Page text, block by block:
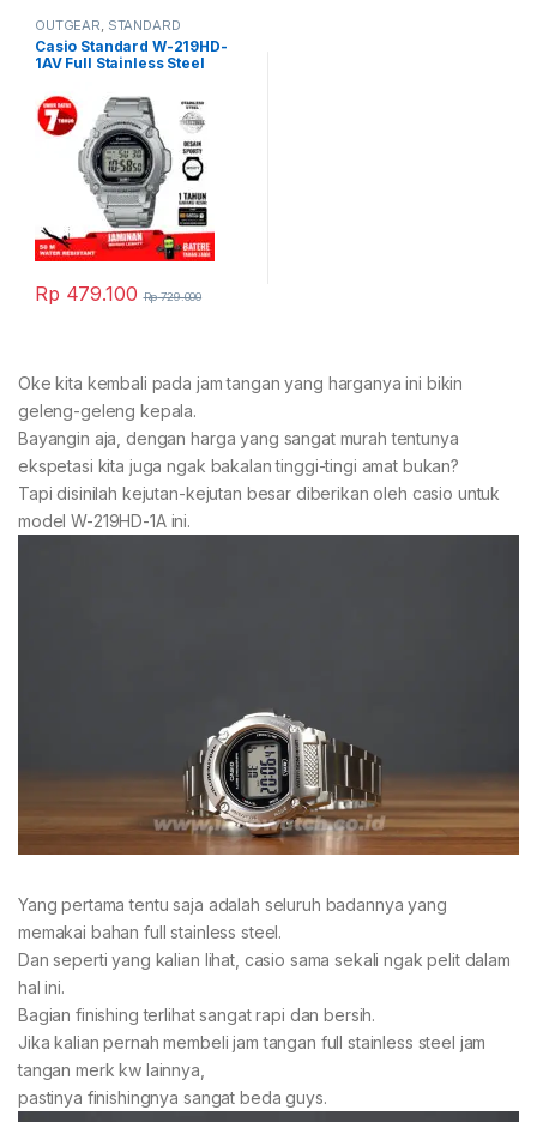
OUTGEAR STANDARD
Casio Standard W-219HD-
1AV Full Stainless Steel
Rp 479.100 Rp729.000
Oke kita kembali pada jam tangan yang harganya ini bikin
geleng-geleng kepala.
Bayangin aja, dengan harga yang sangat murah tentunya
ekspetasi kita juga ngak bakalan tinggi-tingi amat bukan?
Tapi disinilah kejutan-kejutan besar diberikan oleh casio untuk
model W-219HD-1A ini.
Yang pertama tentu saja adalah seluruh badannya yang
memakai bahan full stainless steel.
Dan seperti yang kalian lihat, casio sama sekali ngak pelit dalam
hal ini.
Bagian finishing terlihat sangat rapi dan bersih.
Jika kalian pernah membeli jam tangan full stainless steel jam
tangan merk kw lainnya,
pastinya finishingnya sangat beda guys.